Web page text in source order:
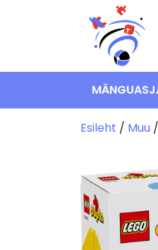
Esileht / Muu